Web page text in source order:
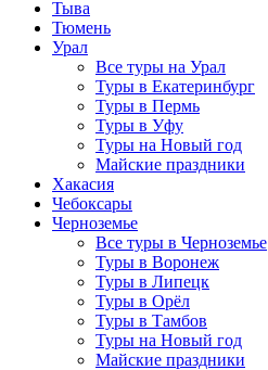
Тыва
Тюмень
Урал
Все туры на Урал
Туры в Екатеринбург
Туры в Пермь
Туры в Уфу
Туры на Новый год
Майские праздники
Хакасия
Чебоксары
Черноземье
Все туры в Черноземье
Туры в Воронеж
Туры в Липецк
Туры в Орёл
Туры в Тамбов
Туры на Новый год
Майские праздники